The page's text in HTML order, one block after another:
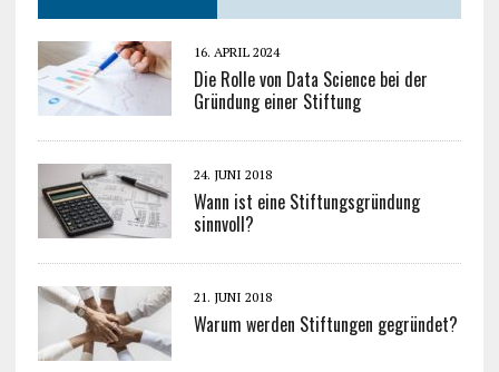
16. APRIL 2024
Die Rolle von Data Science bei der
Gründung einer Stiftung
24. JUNI 2018
Wann ist eine Stiftungsgründung
sinnvoll?
21. JUNI 2018
Warum werden Stiftungen gegründet?